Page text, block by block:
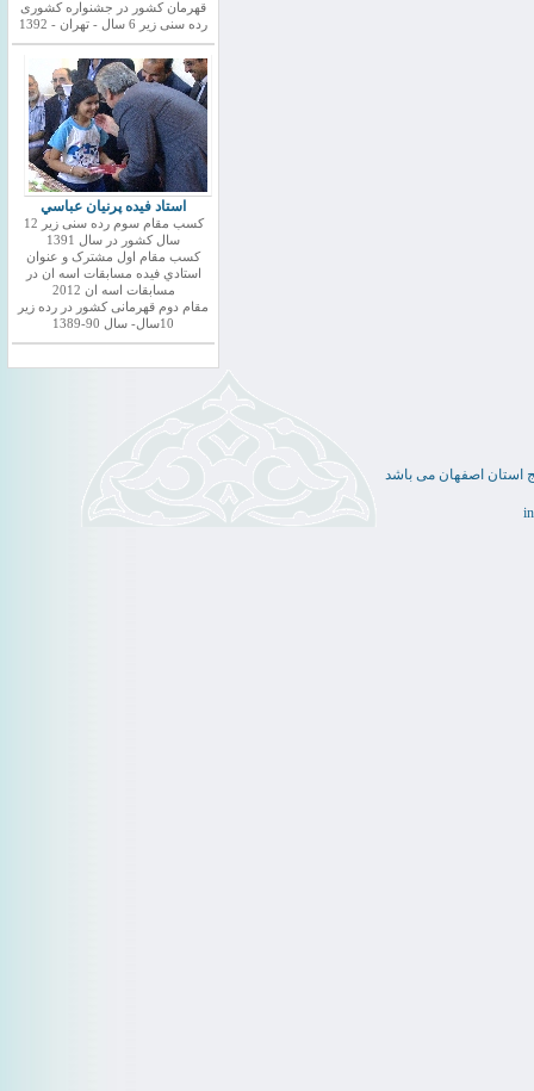
قهرمان کشور در جشنواره کشوری
رده سنی زیر 6 سال - تهران - 1392
استاد فيده پرنيان عباسي
کسب مقام سوم رده سنی زیر 12
سال کشور در سال 1391
کسب مقام اول مشترک و عنوان
استادي فيده مسابقات اسه ان در
مسابقات اسه ان 2012
مقام دوم قهرمانی کشور در رده زیر
10سال- سال 90-1389
استان اصفهان می باشد